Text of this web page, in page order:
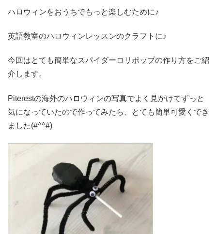
ハロウィンをおうちでもっと楽しむために♪
英語教室のハロウィンレッスンのクラフトに♪
今回はとても簡単なスパイダーロリポップの作り方をご紹
介します。
Piterestの海外のハロウィンの写真でよく見かけてずっと
気になっていたので作ってみたら、とても簡単可愛くでき
ました(#^^#)